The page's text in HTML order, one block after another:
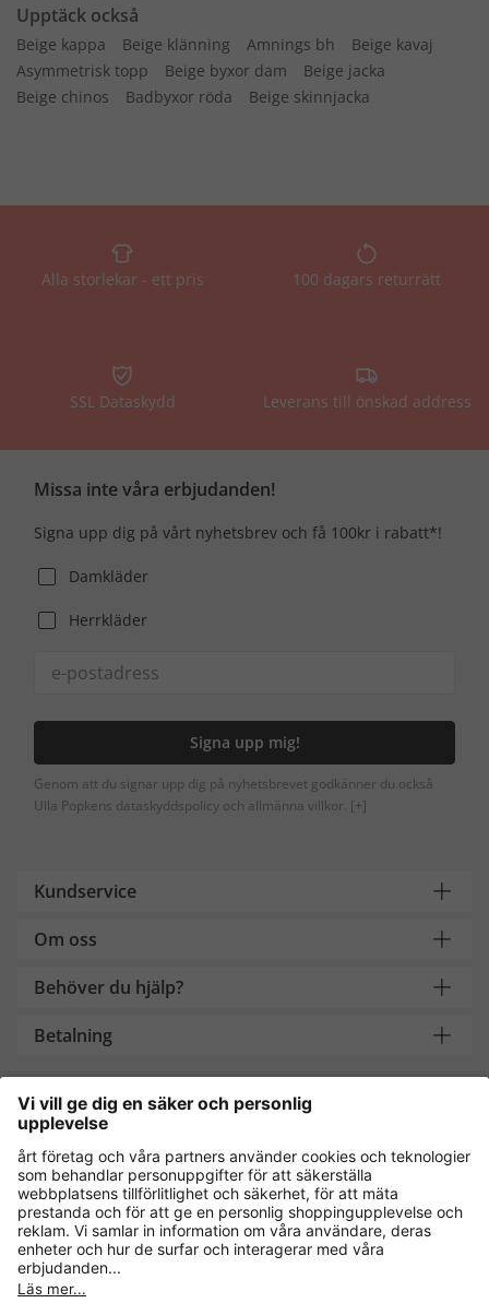
Upptäck också
Beige kappa Beige klänning Amnings bh
Beige kavaj
Asymmetrisk topp
Beige byxor dam
Beige jacka
Beige chinos
Badbyxor röda Beige skinnjacka
Alla storlekar - ett pris 100 dagars returrätt
SSL Dataskydd Leverans till önskad address
Missa inte våra erbjudanden!
Signa upp dig på vårt nyhetsbrev och få 100kr i rabatt*!
Damkläder
Herrkläder
Signa upp mig!
Genom att du signar upp dig på nyhetsbrevet godkänner du också
Ulla Popkens dataskyddspolicy och allmänna villkor. [+]
Kundservice
Om oss
Behöver du hjälp?
Betalning
Handla säkert med
Andra onlinebutiker
Sverige